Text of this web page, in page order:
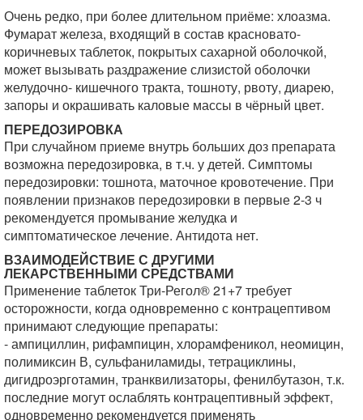
Очень редко, при более длительном приёме: хлоазма.
Фумарат железа, входящий в состав красновато-
коричневых таблеток, покрытых сахарной оболочкой,
может вызывать раздражение слизистой оболочки
желудочно- кишечного тракта, тошноту, рвоту, диарею,
запоры и окрашивать каловые массы в чёрный цвет.
ПЕРЕДОЗИРОВКА
При случайном приеме внутрь больших доз препарата
возможна передозировка, в т.ч. у детей. Симптомы
передозировки: тошнота, маточное кровотечение. При
появлении признаков передозировки в первые 2-3 ч
рекомендуется промывание желудка и
симптоматическое лечение. Антидота нет.
ВЗАИМОДЕЙСТВИЕ С ДРУГИМИ
ЛЕКАРСТВЕННЫМИ СРЕДСТВАМИ
Применение таблеток Три-Регол® 21+7 требует
осторожности, когда одновременно с контрацептивом
принимают следующие препараты:
- ампициллин, рифампицин, хлорамфеникол, неомицин,
полимиксин В, сульфаниламиды, тетрациклины,
дигидроэрготамин, транквилизаторы, фенилбутазон, т.к.
последние могут ослаблять контрацептивный эффект,
одновременно рекомендуется применять